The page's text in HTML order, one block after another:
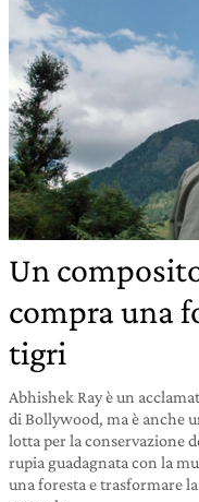
Un
compra una
tigri
Abhishek Ray è un
di Bollywood, ma è anche
lotta per la conservazione
rupia guadagnata con la
una foresta e trasformare